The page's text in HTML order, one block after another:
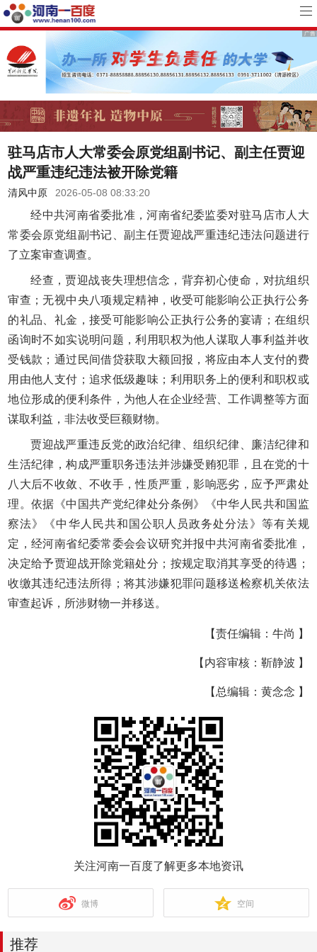
驻马店市人大常委会原党组副书记、副主任贾迎
战严重违纪违法被开除党籍
清风中原 2026-05-08 08:33:20
经中共河南省委批准，河南省纪委监委对驻马店市人大
常委会原党组副书记、副主任贾迎战严重违纪违法问题进行
了立案审查调查。
经查，贾迎战丧失理想信念，背弃初心使命，对抗组织
审查；无视中央八项规定精神，收受可能影响公正执行公务
的礼品、礼金，接受可能影响公正执行公务的宴请；在组织
函询时不如实说明问题，利用职权为他人谋取人事利益并收
受钱款；通过民间借贷获取大额回报，将应由本人支付的费
用由他人支付；追求低级趣味；利用职务上的便利和职权或
地位形成的便利条件，为他人在企业经营、工作调整等方面
谋取利益，非法收受巨额财物。
贾迎战严重违反党的政治纪律、组织纪律、廉洁纪律和
生活纪律，构成严重职务违法并涉嫌受贿犯罪，且在党的十
八大后不收敛、不收手，性质严重，影响恶劣，应予严肃处
理。依据《中国共产党纪律处分条例》《中华人民共和国监
察法》《中华人民共和国公职人员政务处分法》等有关规
定，经河南省纪委常委会会议研究并报中共河南省委批准，
决定给予贾迎战开除党籍处分；按规定取消其享受的待遇；
收缴其违纪违法所得；将其涉嫌犯罪问题移送检察机关依法
审查起诉，所涉财物一并移送。
【责任编辑：牛尚 】
【内容审核：靳静波 】
【总编辑：黄念念 】
关注河南一百度了解更多本地资讯
微博 空间
推荐